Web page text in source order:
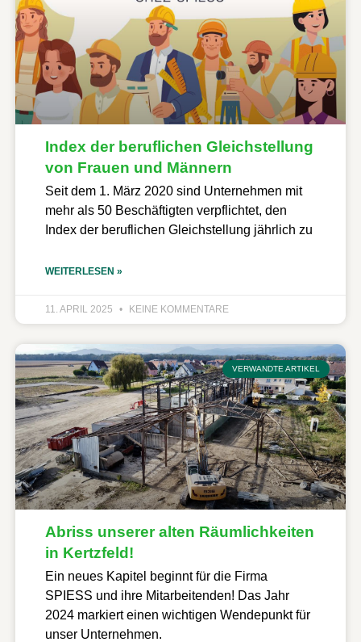
Index der beruflichen Gleichstellung
von Frauen und Männern
Seit dem 1. März 2020 sind Unternehmen mit
mehr als 50 Beschäftigten verpflichtet, den
Index der beruflichen Gleichstellung jährlich zu
WEITERLESEN »
11. APRIL 2025 KEINE KOMMENTARE
VERWANDTE ARTIKEL
Abriss unserer alten Räumlichkeiten
in Kertzfeld!
Ein neues Kapitel beginnt für die Firma
SPIESS und ihre Mitarbeitenden! Das Jahr
2024 markiert einen wichtigen Wendepunkt für
unser Unternehmen.